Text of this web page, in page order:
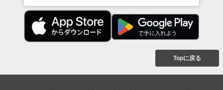
Topに戻る